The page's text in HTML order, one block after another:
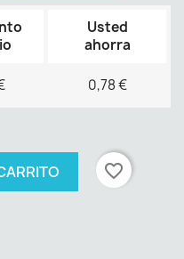
Usted
ahorra
0,78 €
favorite_border